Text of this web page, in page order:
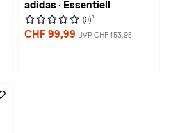
adidas · Essentiell
(0) 1
CHF 99,99 UVP CHF 153,95